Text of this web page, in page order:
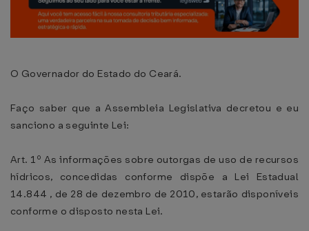
O Governador do Estado do Ceará.
Faço saber que a Assembleia Legislativa decretou e eu
sanciono a seguinte Lei:
Art. 1º As informações sobre outorgas de uso de recursos
hídricos, concedidas conforme dispõe a Lei Estadual
14.844 , de 28 de dezembro de 2010, estarão disponíveis
conforme o disposto nesta Lei.